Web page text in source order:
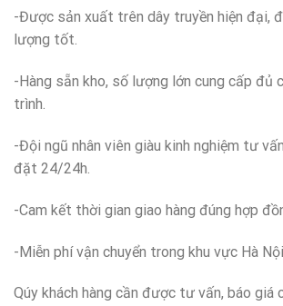
-Được sản xuất trên dây truyền hiện đại,
lượng tốt.
-Hàng sẵn kho, số lượng lớn cung cấp đủ
trình.
-Đội ngũ nhân viên giàu kinh nghiệm tư
đặt 24/24h.
-Cam kết thời gian giao hàng đúng hợp
-Miễn phí vận chuyển trong khu vực Hà Nội.
Qúy khách hàng cần được tư vấn, báo giá